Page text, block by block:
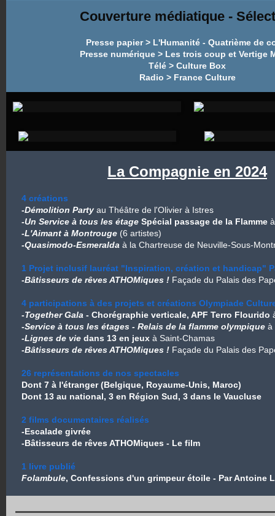
Couverture médiatique -
Presse papier > L'Humanité - Quatrième de
Presse numérique > Les trois coup et Vertige
Télé > Culture Box
Radio > France Culture
La Compagnie en 2024
4 créations
-Démolition Party au Théâtre de l'Olivier à Istres
-Un Service à tous les étage Spécial passage de la Flamme
-L'Aimant à Montrouge (6 artistes)
-Quasimodo-Esmeralda à la Chartreuse de Neuville-Sous-
1 Projet inclusif lauréat "Inspiration, création et handicap"
-Bâtisseurs de rêves ATHOMiques ! Façade du Palais des
4 participations à des projets et créations Olympiade
-Together Gala - Chorégraphie verticale, APF Terro Flourido
-Service à tous les étages - Relais de la flamme olympique à
-Lignes de vie dans 13 en jeux à Saint-Chamas
-Bâtisseurs de rêves ATHOMiques ! Façade du Palais des
26 représentations de nos spectacles
Dont 7 à l'étranger (Belgique, Royaume-Unis, Maroc)
Dont 13 au national, 3 en Région Sud, 3 dans le Vaucluse
2 films documentaires réalisés
-Escalade givrée
-Bâtisseurs de rêves ATHOMiques - Le film
1 livre publié
Folambule, Confessions d'un grimpeur étoile - Par Antoine